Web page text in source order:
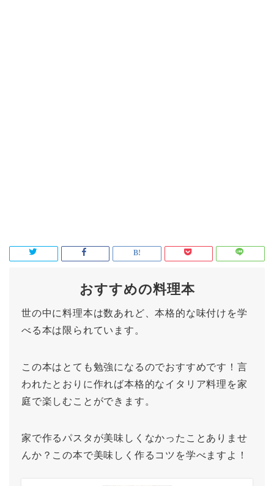
おすすめの料理本
世の中に料理本は数あれど、本格的な味付けを学
べる本は限られています。
この本はとても勉強になるのでおすすめです！言
われたとおりに作れば本格的なイタリア料理を家
庭で楽しむことができます。
家で作るパスタが美味しくなかったことありませ
んか？この本で美味しく作るコツを学べますよ！